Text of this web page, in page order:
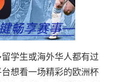
学生或海外华人都有过
想看一场精彩的欧洲杯